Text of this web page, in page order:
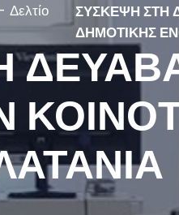
Δελτίο
ΣΥΣΚΕΨΗ ΣΤΗ
ΔΗΜΟΤΙΚΗΣ